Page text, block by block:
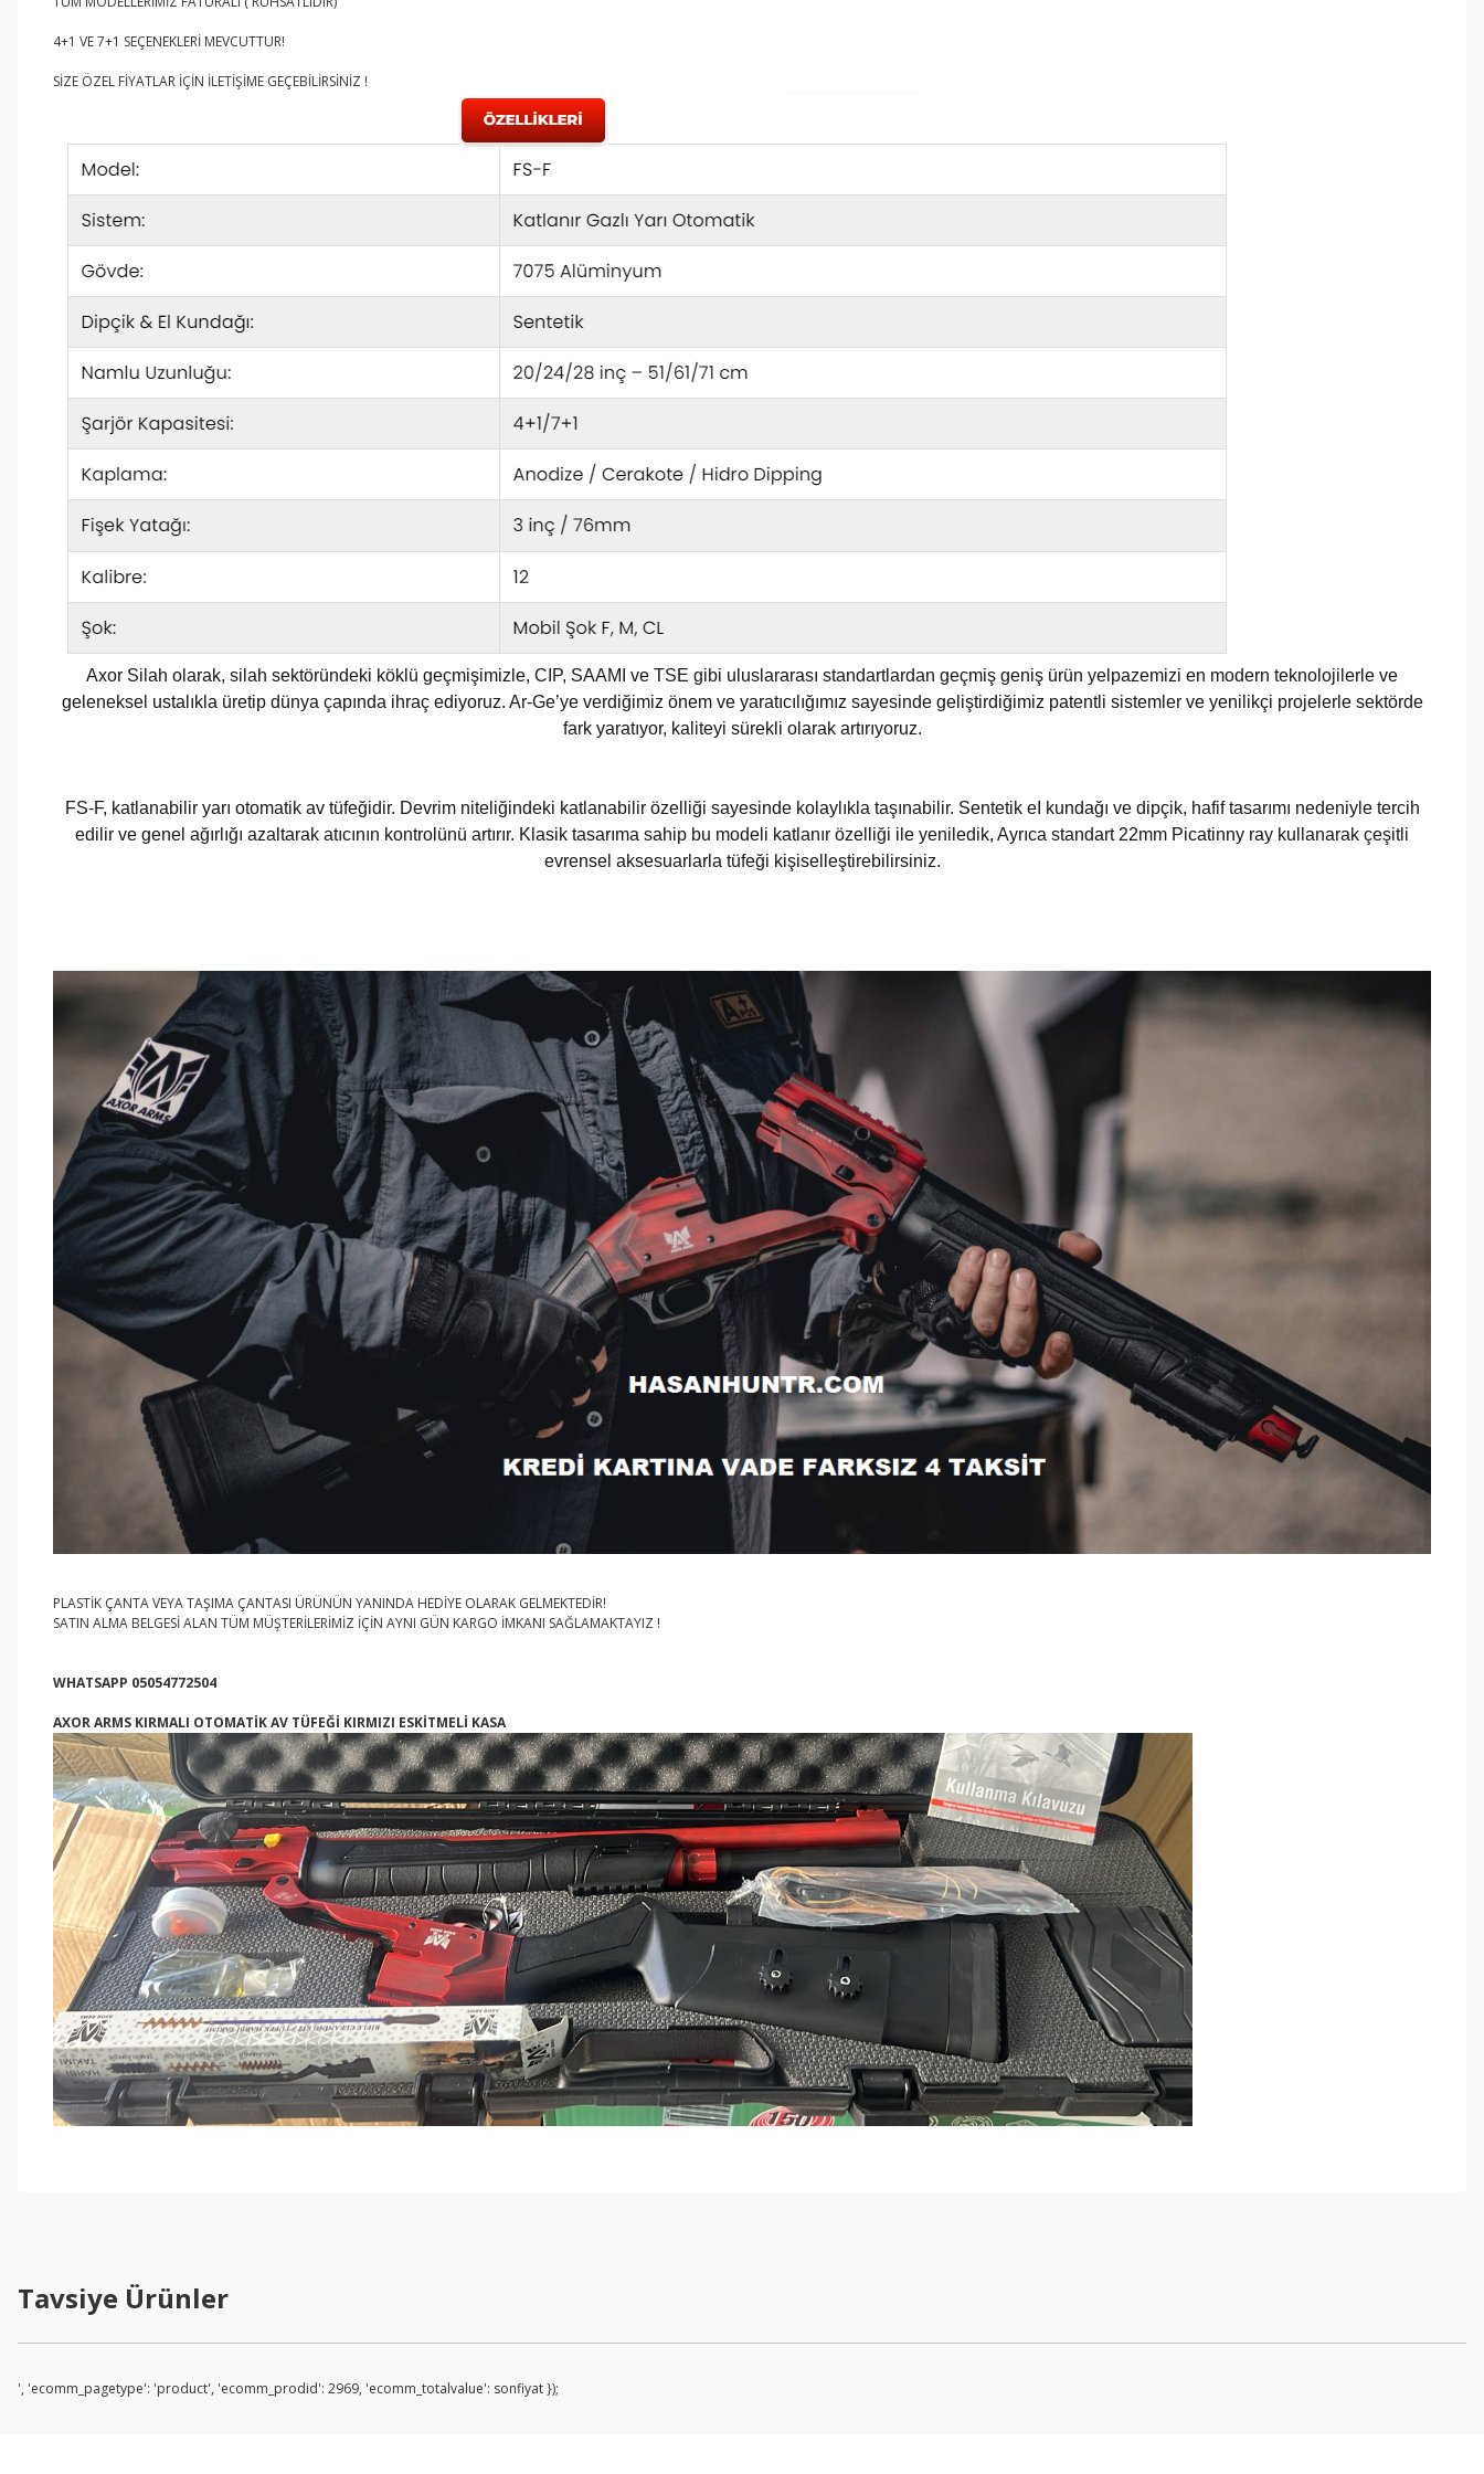
4+1 VE 7+1 SEÇENEKLERİ MEVCUTTUR!
SİZE ÖZEL FİYATLAR İÇİN İLETİŞİME GEÇEBİLİRSİNİZ !
Axor Silah olarak, silah sektöründeki köklü geçmişimizle, CIP, SAAMI ve TSE gibi uluslararası standartlardan geçmiş geniş ürün yelpazemizi en modern teknolojilerle ve
geleneksel ustalıkla üretip dünya çapında ihraç ediyoruz. Ar-Ge’ye verdiğimiz önem ve yaratıcılığımız sayesinde geliştirdiğimiz patentli sistemler ve yenilikçi projelerle sektörde
fark yaratıyor, kaliteyi sürekli olarak artırıyoruz.
FS-F, katlanabilir yarı otomatik av tüfeğidir. Devrim niteliğindeki katlanabilir özelliği sayesinde kolaylıkla taşınabilir. Sentetik eI kundağı ve dipçik, hafif tasarımı nedeniyle tercih
edilir ve genel ağırlığı azaltarak atıcının kontrolünü artırır. Klasik tasarıma sahip bu modeli katlanır özelliği ile yeniledik, Ayrıca standart 22mm Picatinny ray kullanarak çeşitli
evrensel aksesuarlarla tüfeği kişiselleştirebilirsiniz.
PLASTİK ÇANTA VEYA TAŞIMA ÇANTASI ÜRÜNÜN YANINDA HEDİYE OLARAK GELMEKTEDİR!
SATIN ALMA BELGESİ ALAN TÜM MÜŞTERİLERİMİZ İÇİN AYNI GÜN KARGO İMKANI SAĞLAMAKTAYIZ !
WHATSAPP 05054772504
AXOR ARMS KIRMALI OTOMATİK AV TÜFEĞİ KIRMIZI ESKİTMELİ KASA
Tavsiye Ürünler
', 'ecomm_pagetype': 'product', 'ecomm_prodid': 2969, 'ecomm_totalvalue': sonfiyat });